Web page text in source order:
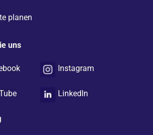
planen
uns
Instagram
LinkedIn